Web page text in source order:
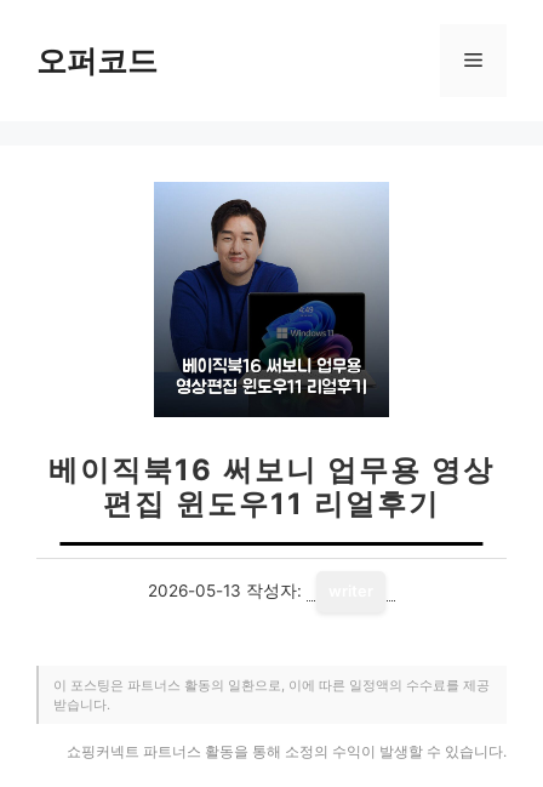
오퍼코드 메
베이직북16 써보니 업무용 영상
편집 윈도우11 리얼후기
2026-05-13 작성자:
이 포스팅은 파트너스 활동의 일환으로, 이에 따른 일정액의 수수료를 제공
받습니다.
쇼핑커넥트 파트너스 활동을 통해 소정의 수익이 발생할 수 있습니다.